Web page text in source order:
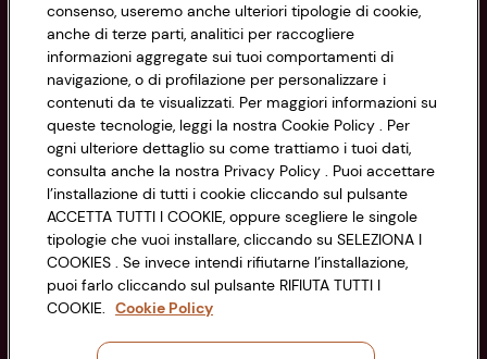
Cookie Policy
Impostazioni Cookie
Accessibilità
CONAD SOCIETÀ COOPERATIVA
Via Michelino, 59 | 40127 BOLOGNA
Codice Fiscale e Registro Imprese
di Bologna 00865960157
PARTITA IVA 03320960374
Servizio clienti
Seguici sui Social:
consenso, useremo anche ulteriori tipologie di cookie,
anche di terze parti, analitici per raccogliere
informazioni aggregate sui tuoi comportamenti di
navigazione, o di profilazione per personalizzare i
contenuti da te visualizzati. Per maggiori informazioni su
queste tecnologie, leggi la nostra Cookie Policy . Per
ogni ulteriore dettaglio su come trattiamo i tuoi dati,
consulta anche la nostra Privacy Policy . Puoi accettare
l’installazione di tutti i cookie cliccando sul pulsante
ACCETTA TUTTI I COOKIE, oppure scegliere le singole
tipologie che vuoi installare, cliccando su SELEZIONA I
COOKIES . Se invece intendi rifiutarne l’installazione,
puoi farlo cliccando sul pulsante RIFIUTA TUTTI I
COOKIE. Cookie Policy